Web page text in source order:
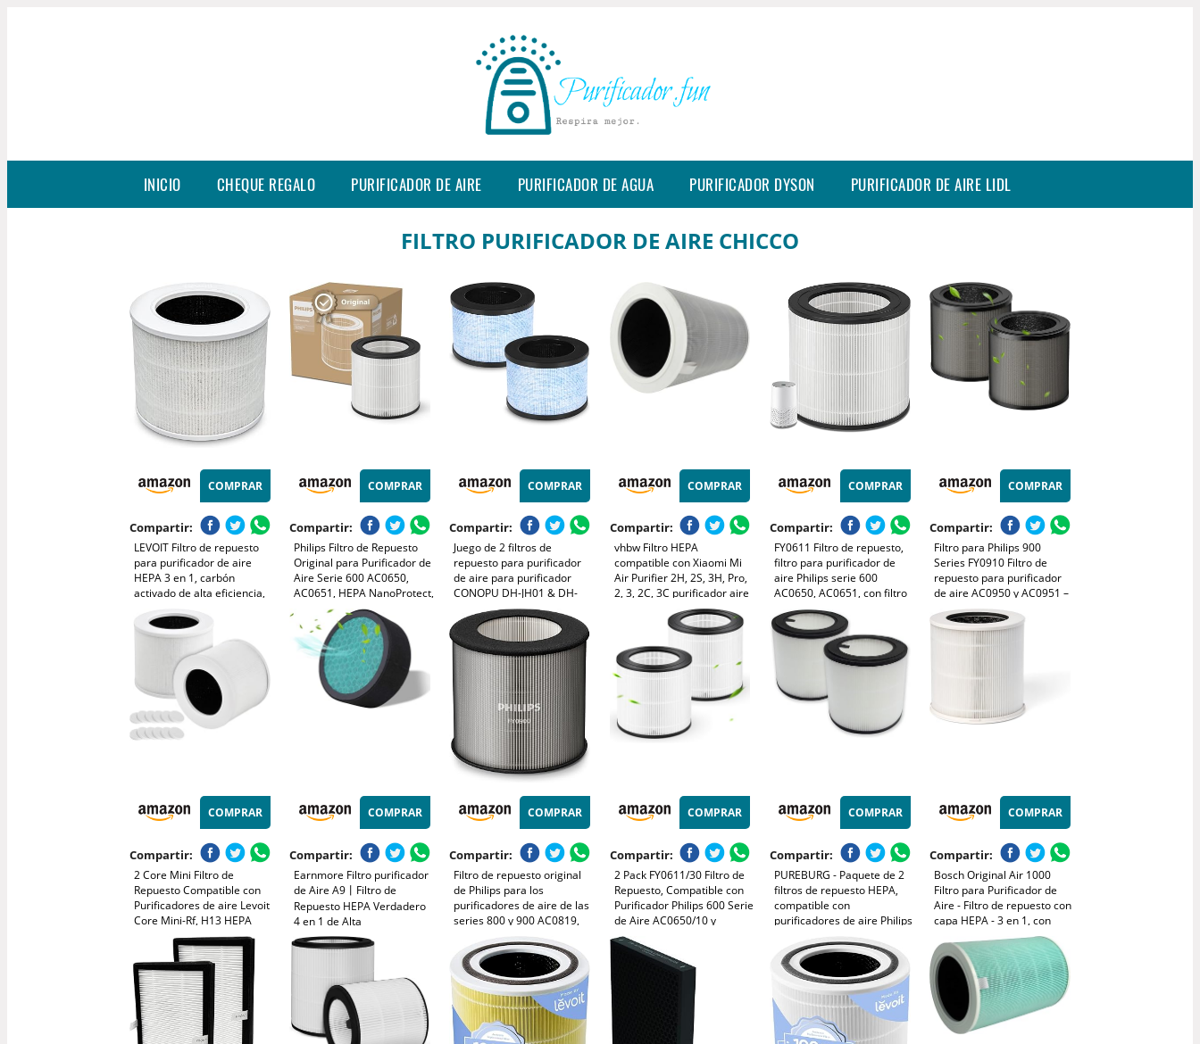
INICIO CHEQUE REGALO PURIFICADOR DE AIRE PURIFICADOR DE AGUA PURIFICADOR DYSON PURIFICADOR DE AIRE LIDL
FILTRO PURIFICADOR DE AIRE CHICCO
COMPRAR
Compartir:
LEVOIT Filtro de repuesto
para purificador de aire
HEPA 3 en 1, carbón
activado de alta eficiencia,
COMPRAR
Compartir:
Philips Filtro de Repuesto
Original para Purificador de
Aire Serie 600 AC0650,
AC0651, HEPA NanoProtect,
12 Meses de Vida Útil
(FY0611/30)
COMPRAR
Compartir:
Juego de 2 filtros de
repuesto para purificador
de aire para purificador
CONOPU DH-JH01 & DH-
JH06, MK01 Filtro de
repuesto HEPA compatible
con AROEVE MK06, ToLife
TZ-K1, Kloudi DH-JH01, filtro
H13
COMPRAR
Compartir:
vhbw Filtro HEPA
compatible con Xiaomi Mi
Air Purifier 2H, 2S, 3H, Pro,
2, 3, 2C, 3C purificador aire
- Filtro de repuesto
COMPRAR
Compartir:
FY0611 Filtro de repuesto,
filtro para purificador de
aire Philips serie 600
AC0650, AC0651, con filtro
previo y HEPA NanoProtect.
Elimina eficazmente el
humo, los olores, los
alérgenos y el polen
COMPRAR
Compartir:
Filtro para Philips 900
Series FY0910 Filtro de
repuesto para purificador
de aire AC0950 y AC0951 –
3 en 1 HEPA NanoProtect
H13 + carbón activo + capa
de fibra, FY0910/30
COMPRAR
Compartir:
2 Core Mini Filtro de
Repuesto Compatible con
Purificadores de aire Levoit
Core Mini-Rf, H13 HEPA
Triple Filtración Purificador
de Aire con 12 Esponjas
Aromáticas
COMPRAR
Compartir:
Earnmore Filtro purificador
de Aire A9丨Filtro de
Repuesto HEPA Verdadero
4 en 1 de Alta
eficiencia,Compatible con
purificador de Aire, Elimina
partículas en el Aire.
COMPRAR
Compartir:
Filtro de repuesto original
de Philips para los
purificadores de aire de las
series 800 y 900 AC0819,
AC0820, AC0920, AC0921,
HEPA NanoProtect, 12
meses de duración,
negro/blanco (FY0900/30)
COMPRAR
Compartir:
2 Pack FY0611/30 Filtro de
Repuesto, Compatible con
Purificador Philips 600 Serie
de Aire AC0650/10 y
AC0651/10, Filtro HEPA 3 en
1, Número de Pieza
FY0611/30
COMPRAR
Compartir:
PUREBURG - Paquete de 2
filtros de repuesto HEPA,
compatible con
purificadores de aire Philips
serie 800 AC0830/10,
AC0820/30, AC0820/10,
AC0819/10, código de
artículo FY0194/30
COMPRAR
Compartir:
Bosch Original Air 1000
Filtro para Purificador de
Aire - Filtro de repuesto con
capa HEPA - 3 en 1, con
filtro de carbón activo - para
polvo, polvo fino y olores en
el aire